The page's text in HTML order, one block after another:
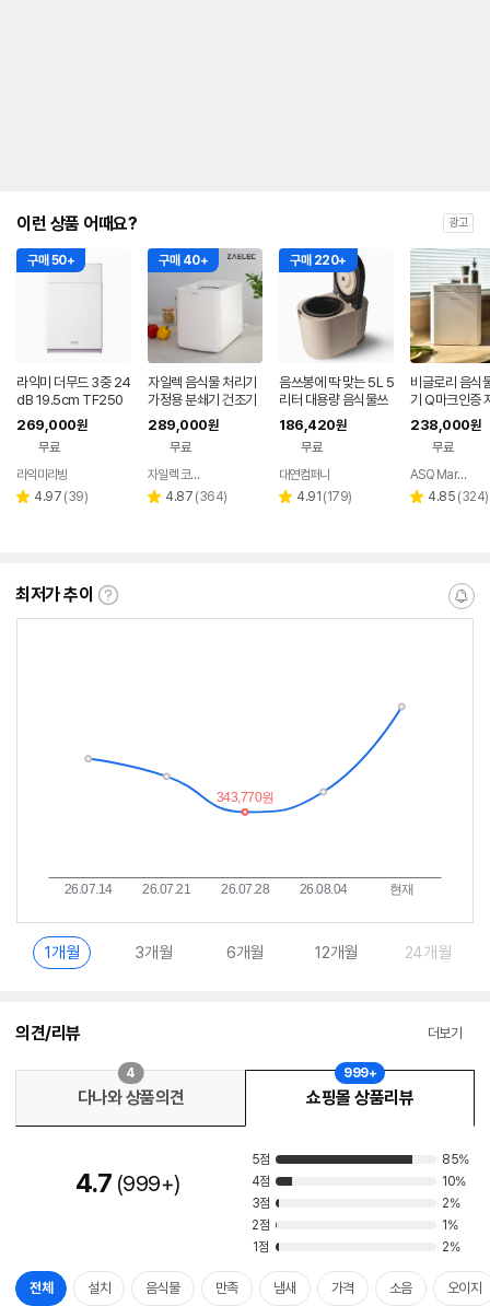
이런 상품 어때요? 광고
구매 50+
라익미 더무드 3중 24
dB 19.5cm TF250
AI 음식물 처리기 건조
269,000원
무료
라익미리빙
별 4.97 리
(39)
구매 40+
자일렉 음식물 처리기
가정용 분쇄기 건조기
쓰레기 음쓰 4L
289,000원
무료
페이
자일렉 코리아
별 4.87 리
(364)
구매 220+
음쓰봉에 딱 맞는 5L 5
리터 대용량 음식물쓰
레기 냉장고 UV살균
가정용 대연
186,420원
무료
페이
대연컴퍼니
별 4.91 리
(179)
비글로리 음식
기 Q마크인증
2.5L 음식물건
리필용 활성탄
238,000원
무료
ASQ Market
별 4.85 리
(324)
최저가 추이
최
알
1개월 3개월 6개월 12개월 24개월
의견/리뷰 더보기
다나와 상품의견
4
쇼핑몰 상품리뷰
999+
4.7 999+
5점
85%
4점
10%
3점
2%
2점
1%
1점
2%
전체 설치 음식물 만족 냄새 가격 소음 오이지